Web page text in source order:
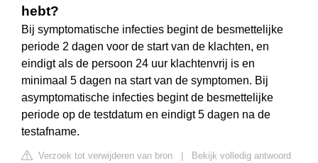
hebt?
Bij symptomatische infecties begint de besmettelijke
periode 2 dagen voor de start van de klachten, en
eindigt als de persoon 24 uur klachtenvrij is en
minimaal 5 dagen na start van de symptomen. Bij
asymptomatische infecties begint de besmettelijke
periode op de testdatum en eindigt 5 dagen na de
testafname.
Verzoek tot verwijderen van bron
Bekijk volledig antwoord